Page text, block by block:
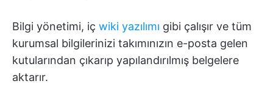
Bilgi yönetimi, iç wiki yazılımı gibi çalışır ve tüm
kurumsal bilgilerinizi takımınızın e-posta gelen
kutularından çıkarıp yapılandırılmış belgelere
aktarır.